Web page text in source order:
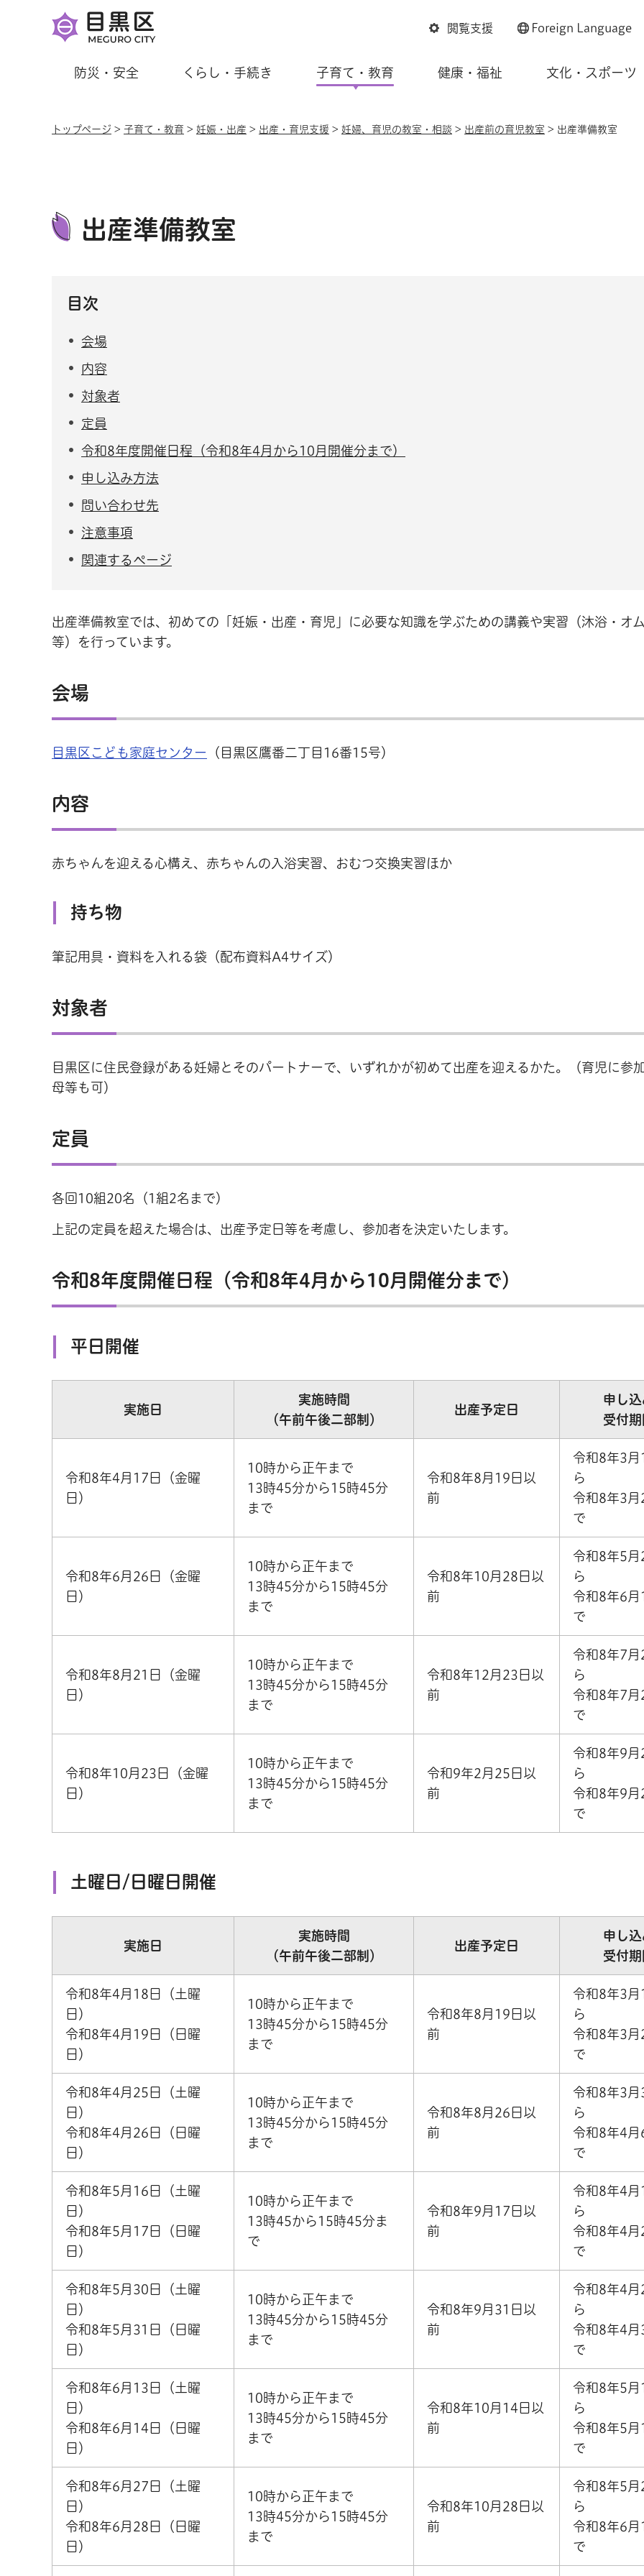
閲覧支援 Foreign Language
防災・安全 くらし・手続き 子育て・教育 健康・福祉 文化・スポーツ
トップページ > 子育て・教育 > 妊娠・出産 > 出産・育児支援 > 妊婦、育児の教室・相談 > 出産前の育児教室 > 出産準備教室
出産準備教室
目次
会場
内容
対象者
定員
令和8年度開催日程（令和8年4月から10月開催分まで）
申し込み方法
問い合わせ先
注意事項
関連するページ
出産準備教室では、初めての「妊娠・出産・育児」に必要な知識を学ぶための講義や実習（沐浴・オ
等）を行っています。
会場
目黒区こども家庭センター （目黒区鷹番二丁目16番15号）
内容
赤ちゃんを迎える心構え、赤ちゃんの入浴実習、おむつ交換実習ほか
持ち物
筆記用具・資料を入れる袋（配布資料A4サイズ）
対象者
目黒区に住民登録がある妊婦とそのパートナーで、いずれかが初めて出産を迎えるかた。（育児に参
母等も可）
定員
各回10組20名（1組2名まで）
上記の定員を超えた場合は、出産予定日等を考慮し、参加者を決定いたします。
令和8年度開催日程（令和8年4月から10月開催分まで）
平日開催
実施日
実施時間
（午前午後二部制）
出産予定日
申し込
受付期
令和8年4月17日（金曜
日）
10時から正午まで
13時45分から15時45分
まで
令和8年8月19日以
前
令和8年3月
ら
令和8年3月
で
令和8年6月26日（金曜
日）
10時から正午まで
13時45分から15時45分
まで
令和8年10月28日以
前
令和8年5月
ら
令和8年6月
で
令和8年8月21日（金曜
日）
10時から正午まで
13時45分から15時45分
まで
令和8年12月23日以
前
令和8年7月
ら
令和8年7月
で
令和8年10月23日（金曜
日）
10時から正午まで
13時45分から15時45分
まで
令和9年2月25日以
前
令和8年9月
ら
令和8年9月
で
土曜日/日曜日開催
実施日
実施時間
（午前午後二部制）
出産予定日
申し込
受付期
令和8年4月18日（土曜
日）
令和8年4月19日（日曜
日）
10時から正午まで
13時45分から15時45分
まで
令和8年8月19日以
前
令和8年3月
ら
令和8年3月
で
令和8年4月25日（土曜
日）
令和8年4月26日（日曜
日）
10時から正午まで
13時45分から15時45分
まで
令和8年8月26日以
前
令和8年3月
ら
令和8年4月
で
令和8年5月16日（土曜
日）
令和8年5月17日（日曜
日）
10時から正午まで
13時45から15時45分ま
で
令和8年9月17日以
前
令和8年4月
ら
令和8年4月
で
令和8年5月30日（土曜
日）
令和8年5月31日（日曜
日）
10時から正午まで
13時45分から15時45分
まで
令和8年9月31日以
前
令和8年4月
ら
令和8年4月
で
令和8年6月13日（土曜
日）
令和8年6月14日（日曜
日）
10時から正午まで
13時45分から15時45分
まで
令和8年10月14日以
前
令和8年5月
ら
令和8年5月
で
令和8年6月27日（土曜
日）
令和8年6月28日（日曜
日）
10時から正午まで
13時45分から15時45分
まで
令和8年10月28日以
前
令和8年5月
ら
令和8年6月
で